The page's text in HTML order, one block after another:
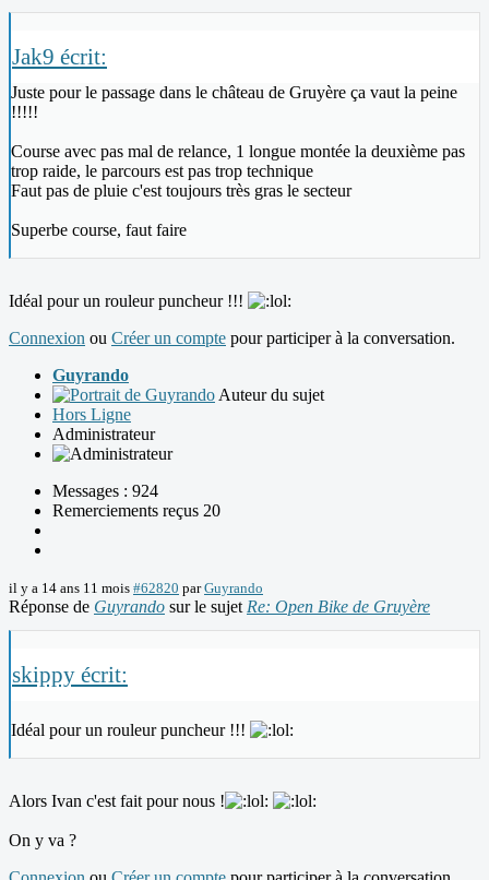
Jak9 écrit:
Juste pour le passage dans le château de Gruyère ça vaut la peine
!!!!!
Course avec pas mal de relance, 1 longue montée la deuxième pas
trop raide, le parcours est pas trop technique
Faut pas de pluie c'est toujours très gras le secteur
Superbe course, faut faire
Idéal pour un rouleur puncheur !!!
Connexion ou Créer un compte pour participer à la conversation.
Guyrando
Auteur du sujet
Hors Ligne
Administrateur
Messages : 924
Remerciements reçus 20
il y a 14 ans 11 mois #62820 parGuyrando
Réponse de Guyrando sur le sujet Re: Open Bike de Gruyère
skippy écrit:
Idéal pour un rouleur puncheur !!!
Alors Ivan c'est fait pour nous !
On y va ?